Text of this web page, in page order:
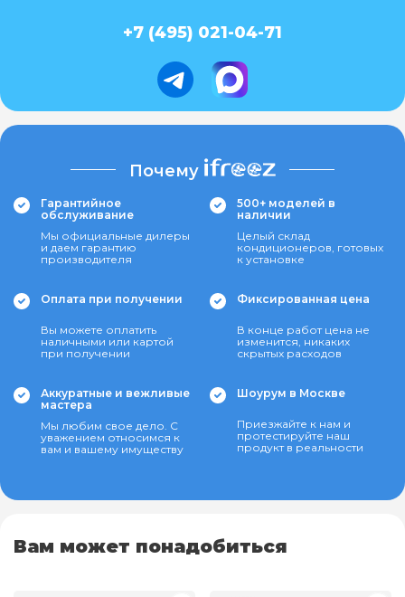
+7 (495) 021-04-71
Почему
Гарантийное
обслуживание
Мы официальные дилеры
и даем гарантию
производителя
500+ моделей в
наличии
Целый склад
кондиционеров, готовых
к установке
Оплата при получении
Вы можете оплатить
наличными или картой
при получении
Фиксированная цена
В конце работ цена не
изменится, никаких
скрытых расходов
Аккуратные и вежливые
мастера
Мы любим свое дело. С
уважением относимся к
вам и вашему имуществу
Шоурум в Москве
Приезжайте к нам и
протестируйте наш
продукт в реальности
Вам может понадобиться